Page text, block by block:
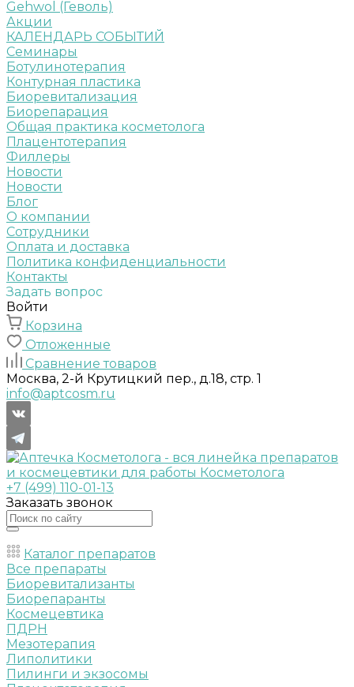
Gehwol (Геволь)
Акции
КАЛЕНДАРЬ СОБЫТИЙ
Семинары
Ботулинотерапия
Контурная пластика
Биоревитализация
Биорепарация
Общая практика косметолога
Плацентотерапия
Филлеры
Новости
Новости
Блог
О компании
Сотрудники
Оплата и доставка
Политика конфиденциальности
Контакты
Задать вопрос
Войти
Корзина
Отложенные
Сравнение товаров
Москва, 2-й Крутицкий пер., д.18, стр. 1
info@aptcosm.ru
+7 (499) 110-01-13
Заказать звонок
Каталог препаратов
Все препараты
Биоревитализанты
Биорепаранты
Космецевтика
ПДРН
Мезотерапия
Липолитики
Пилинги и экзосомы